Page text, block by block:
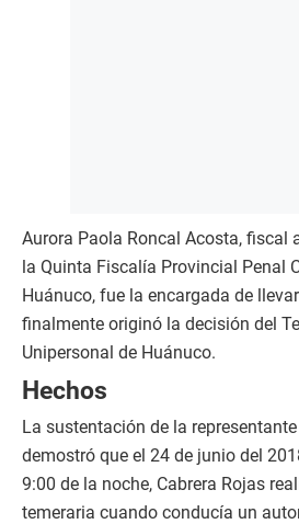
Aurora Paola Roncal Acosta, fiscal
la Quinta Fiscalía Provincial Penal
Huánuco, fue la encargada de
finalmente originó la decisión del
Unipersonal de Huánuco.
Hechos
La sustentación de la
demostró que el 24 de junio del
9:00 de la noche, Cabrera Rojas
temeraria cuando conducía un